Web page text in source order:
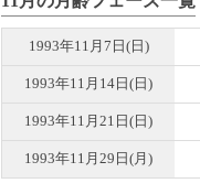
1993年11月7日(日)
1993年11月14日(日)
1993年11月21日(日)
1993年11月29日(月)